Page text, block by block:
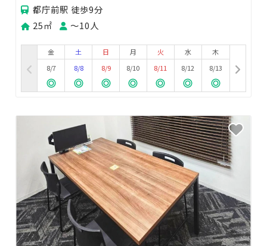
都庁前駅 徒歩9分
25㎡
〜10人
金
8/7
土
8/8
日
8/9
月
8/10
火
8/11
水
8/12
木
8/13